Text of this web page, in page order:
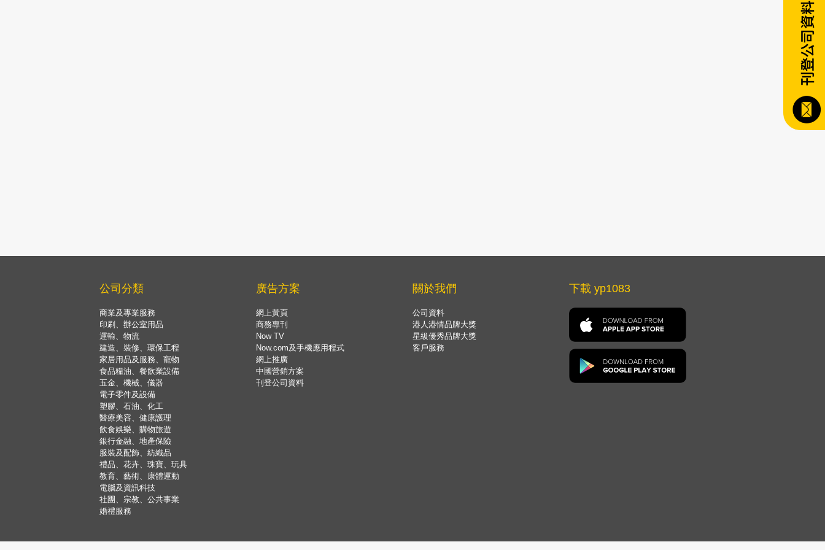
公司分類
商業及專業服務
印刷、辦公室用品
運輸、物流
建造、裝修、環保工程
家居用品及服務、寵物
食品糧油、餐飲業設備
五金、機械、儀器
電子零件及設備
塑膠、石油、化工
醫療美容、健康護理
飲食娛樂、購物旅遊
銀行金融、地產保險
服裝及配飾、紡織品
禮品、花卉、珠寶、玩具
教育、藝術、康體運動
電腦及資訊科技
社團、宗教、公共事業
婚禮服務
廣告方案
網上黃頁
商務專刊
Now TV
Now.com及手機應用程式
網上推廣
中國營銷方案
刊登公司資料
關於我們
公司資料
港人港情品牌大獎
星級優秀品牌大獎
客戶服務
下載 yp1083